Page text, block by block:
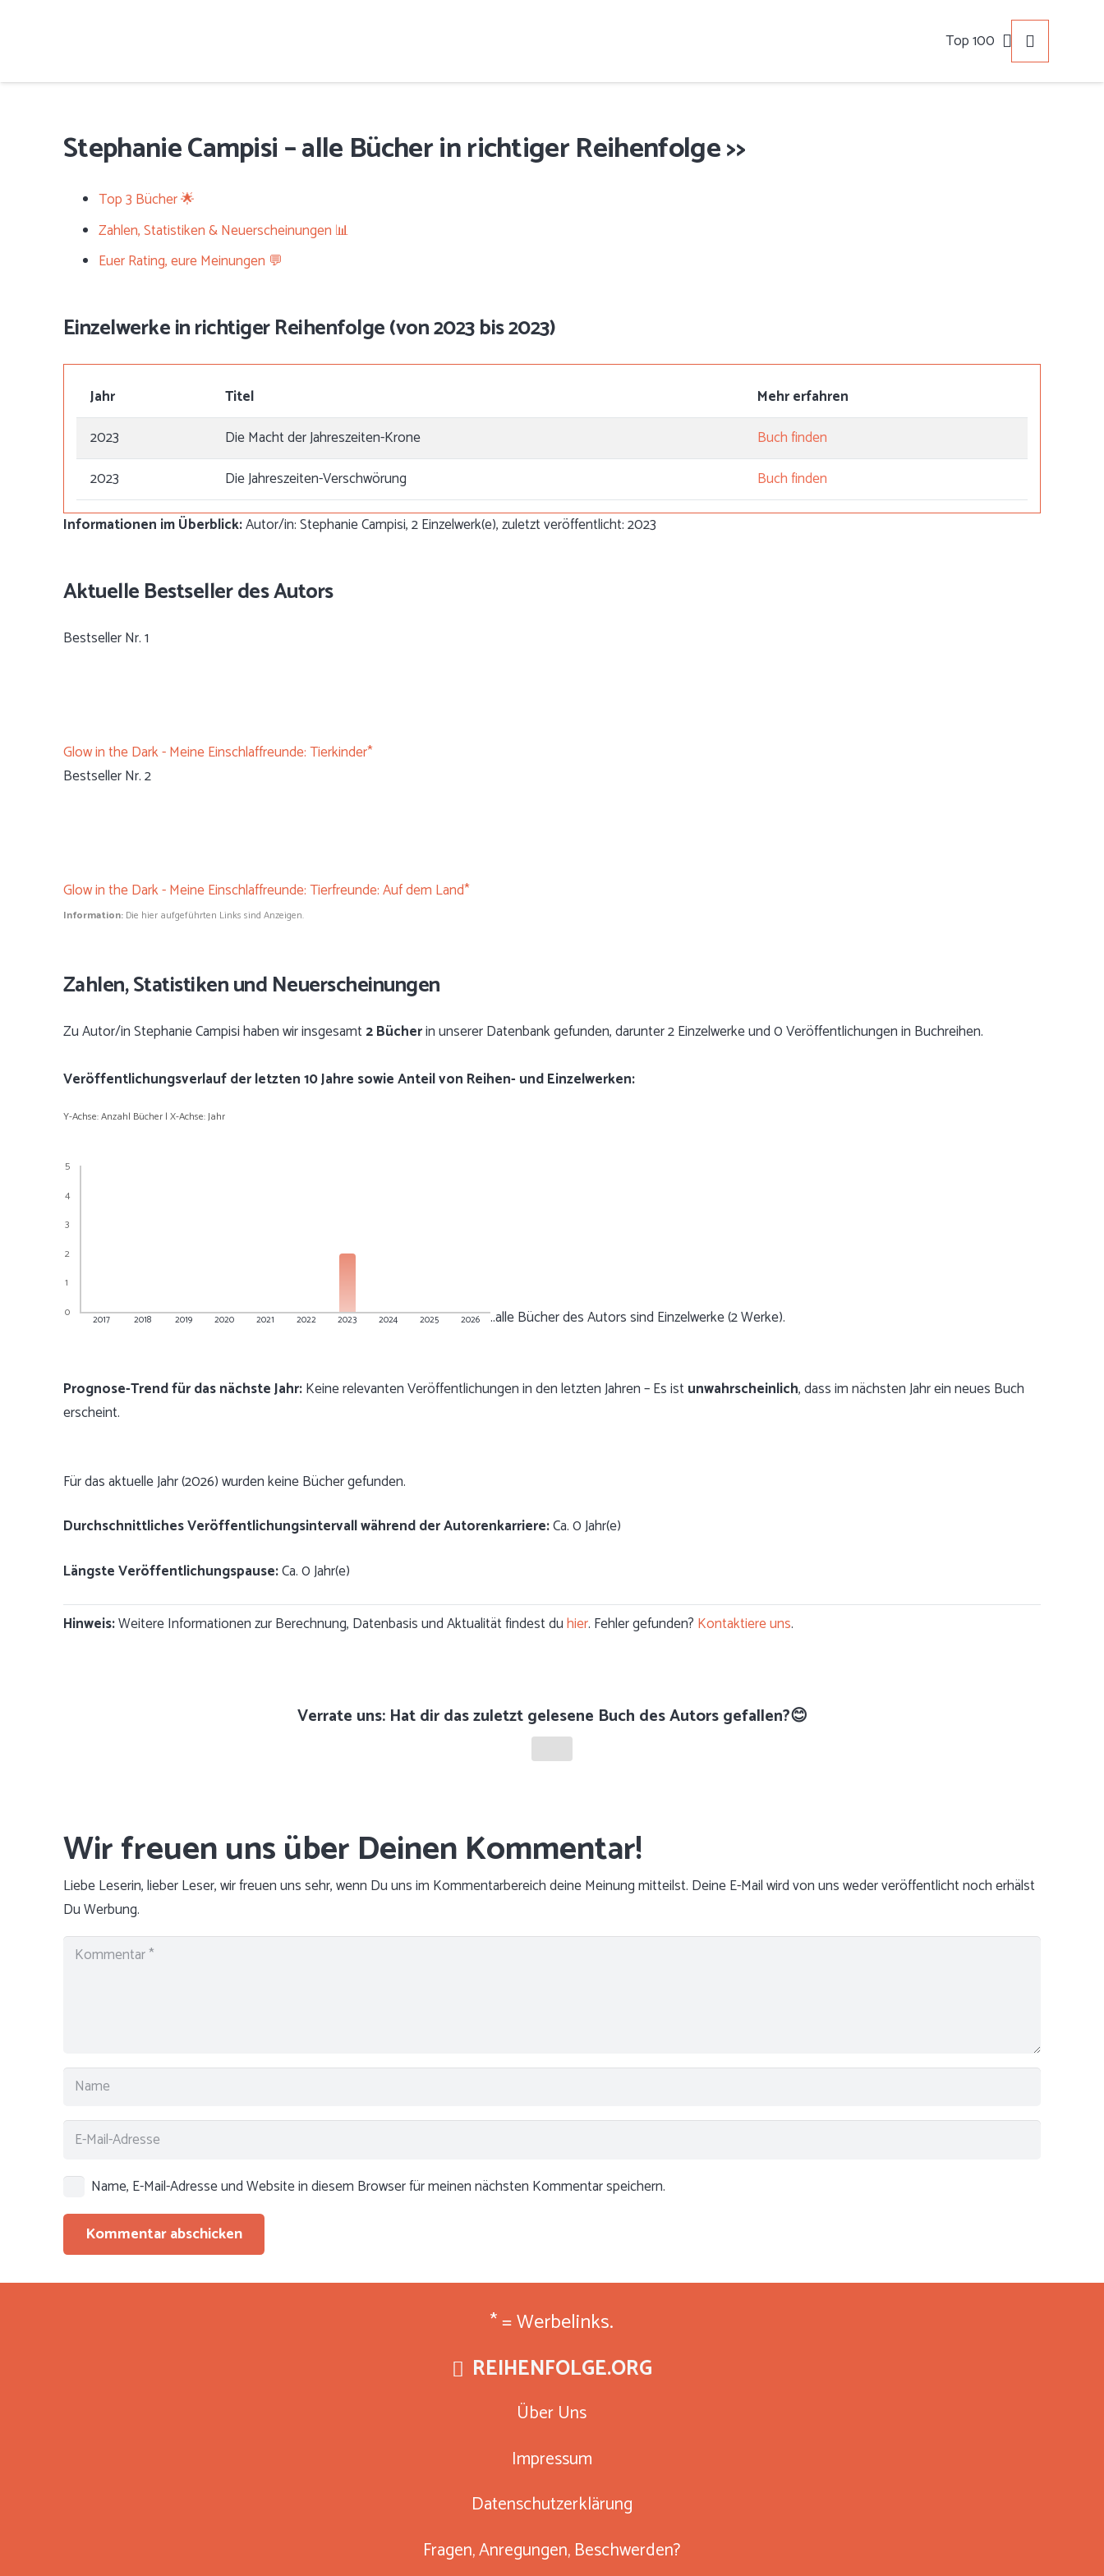
Top 100
Stephanie Campisi – alle Bücher in richtiger Reihenfolge >>
Top 3 Bücher 🌟
Zahlen, Statistiken & Neuerscheinungen 📊
Euer Rating, eure Meinungen 💬
Einzelwerke in richtiger Reihenfolge (von 2023 bis 2023)
Jahr Titel
Mehr erfahren
2023
Die Macht der Jahreszeiten-Krone
Buch finden
2023
Die Jahreszeiten-Verschwörung
Buch finden
Informationen im Überblick:Autor/in: Stephanie Campisi, 2 Einzelwerk(e), zuletzt veröffentlicht: 2023
Aktuelle Bestseller des Autors
Bestseller Nr. 1
Glow in the Dark - Meine Einschlaffreunde: Tierkinder*
Bestseller Nr. 2
Glow in the Dark - Meine Einschlaffreunde: Tierfreunde: Auf dem Land*
Information: Die hier aufgeführten Links sind Anzeigen.
Zahlen, Statistiken und Neuerscheinungen
Zu Autor/in Stephanie Campisi haben wir insgesamt2 Bücherin unserer Datenbank gefunden, darunter 2 Einzelwerke und 0 Veröffentlichungen in Buchreihen.
Veröffentlichungsverlauf der letzten 10 Jahre sowie Anteil von Reihen- und Einzelwerken:
Y-Achse: Anzahl Bücher | X-Achse: Jahr
0
1
2
3
4
5
2017 2018 2019 2020 2021 2022 2023 2024 2025 2026 ..alle Bücher des Autors sind Einzelwerke (2 Werke).
Prognose-Trend für das nächste Jahr:Keine relevanten Veröffentlichungen in den letzten Jahren – Es istunwahrscheinlich, dass im nächsten Jahr ein neues Buch
erscheint.
Für das aktuelle Jahr (2026) wurden keine Bücher gefunden.
Durchschnittliches Veröffentlichungsintervall während der Autorenkarriere:Ca. 0 Jahr(e)
Längste Veröffentlichungspause:Ca. 0 Jahr(e)
Hinweis:Weitere Informationen zur Berechnung, Datenbasis und Aktualität findest duhier. Fehler gefunden? Kontaktiere uns.
Verrate uns: Hat dir das zuletzt gelesene Buch des Autors gefallen?😊
Liebe Leserin, lieber Leser, wir freuen uns sehr, wenn Du uns im Kommentarbereich deine Meinung mitteilst. Deine E-Mail wird von uns weder veröffentlicht noch erhälst
Du Werbung.
Name, E-Mail-Adresse und Website in diesem Browser für meinen nächsten Kommentar speichern.
Kommentar abschicken
* = Werbelinks.
REIHENFOLGE.ORG
Über Uns
Impressum
Datenschutzerklärung
Fragen, Anregungen, Beschwerden?